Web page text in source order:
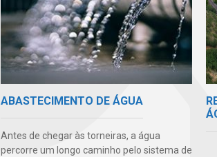
ABASTECIMENTO DE ÁGUA
Antes de chegar às torneiras, a água
percorre um longo caminho pelo sistema de